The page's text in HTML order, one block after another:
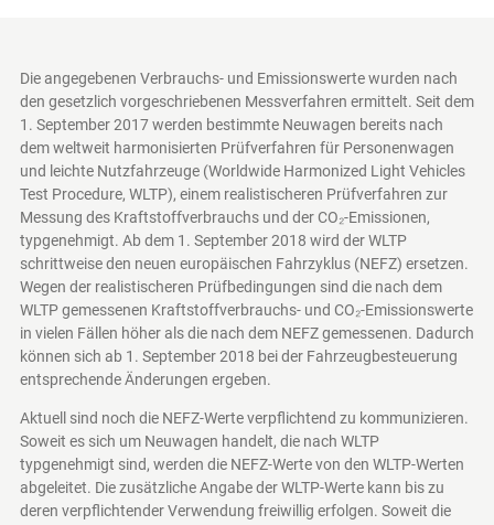
Die angegebenen Verbrauchs- und Emissionswerte wurden nach
den gesetzlich vorgeschriebenen Messverfahren ermittelt. Seit dem
1. September 2017 werden bestimmte Neuwagen bereits nach
dem weltweit harmonisierten Prüfverfahren für Personenwagen
und leichte Nutzfahrzeuge (Worldwide Harmonized Light Vehicles
Test Procedure, WLTP), einem realistischeren Prüfverfahren zur
Messung des Kraftstoffverbrauchs und der CO₂-Emissionen,
typgenehmigt. Ab dem 1. September 2018 wird der WLTP
schrittweise den neuen europäischen Fahrzyklus (NEFZ) ersetzen.
Wegen der realistischeren Prüfbedingungen sind die nach dem
WLTP gemessenen Kraftstoffverbrauchs- und CO₂-Emissionswerte
in vielen Fällen höher als die nach dem NEFZ gemessenen. Dadurch
können sich ab 1. September 2018 bei der Fahrzeugbesteuerung
entsprechende Änderungen ergeben.
Aktuell sind noch die NEFZ-Werte verpflichtend zu kommunizieren.
Soweit es sich um Neuwagen handelt, die nach WLTP
typgenehmigt sind, werden die NEFZ-Werte von den WLTP-Werten
abgeleitet. Die zusätzliche Angabe der WLTP-Werte kann bis zu
deren verpflichtender Verwendung freiwillig erfolgen. Soweit die